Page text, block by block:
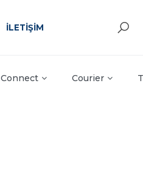
İLETİŞİM
Connect Courier